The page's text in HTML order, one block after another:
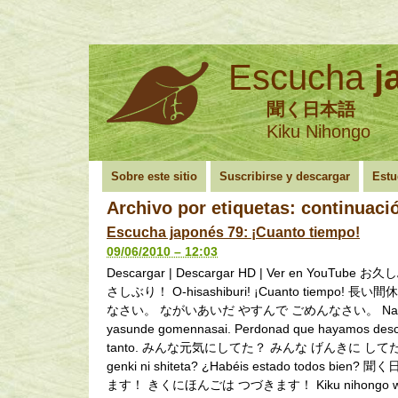
Escucha
聞く日本語
Kiku Nihongo
Sobre este sitio Suscribirse y descargar
Archivo por etiquetas:
Escucha japonés 79: ¡Cuanto tiempo!
09/06/2010 – 12:03
Descargar | Descargar HD | Ver en YouTube お久
さしぶり！ O-hisashiburi! ¡Cuanto tiempo! 長い間
なさい。 ながいあいだ やすんで ごめんなさい。
yasunde gomennasai. Perdonad que hayamos
tanto. みんな元気にしてた？ みんな げんきに して
genki ni shiteta? ¿Habéis estado todos bien? 聞く
ます！ きくにほんごは つづきます！ Kiku nihongo